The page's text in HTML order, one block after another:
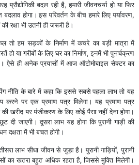
बदल रही है, हमारी जीवनचर्या हो या फिर
बदलाव होगा। इस परिवर्तन के बीच हमारे लिए पर्यावरण,
रक्षा भी उतनी ही जरूरी है।
तो हम सड़कों के निर्माण में कचरे का बड़ी मात्रा में
हो या गरीबों के लिए घर का निर्माण, इनमें भी पुनर्चक्रण
है। ऐसे ही अनेक प्रयासों में आज ऑटोमोबाइल सेक्टर का
नीति के बारे में कहा कि इससे सबसे पहला लाभ तो यह
करने पर एक प्रमाण पत्र मिलेगा। यह प्रमाण पत्र
खरीद पर पंजीकरण के लिए कोई पैसा नहीं देना होगा।
जाएगी। दूसरा लाभ यह होगा कि पुरानी गाड़ी की
दक्षता में भी बचत होगी।
लाभ सीधा जीवन से जुड़ा है। पुरानी गाड़ियों, पुरानी
का खतरा बहुत अधिक रहता है, जिससे मुक्ति मिलेगी।